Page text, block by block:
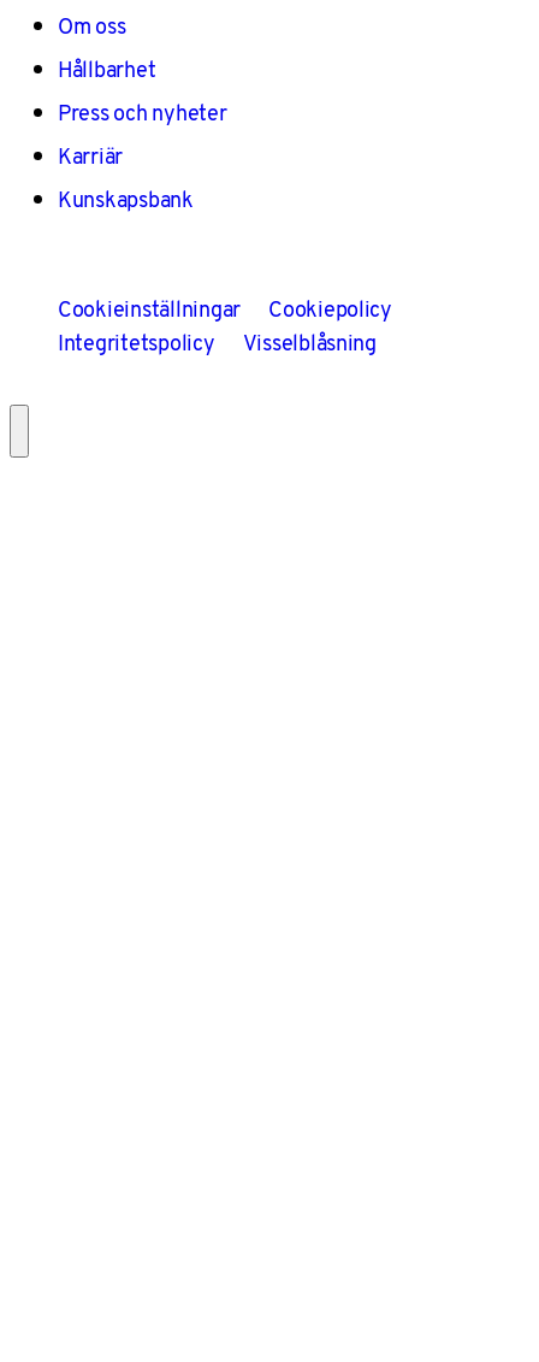
Om oss
Hållbarhet
Press och nyheter
Karriär
Kunskapsbank
Cookieinställningar
Cookiepolicy
Integritetspolicy
Visselblåsning